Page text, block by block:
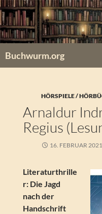
Zum
Inhalt
springen
Buchwurm.org
HÖRSPIELE /
Arnaldur
Regius
16. FEBRUAR 2021
Literaturthrille
r: Die Jagd
nach der
Handschrift